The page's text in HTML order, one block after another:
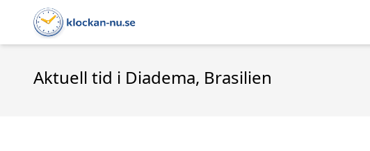
Aktuell tid i Diadema, Brasilien